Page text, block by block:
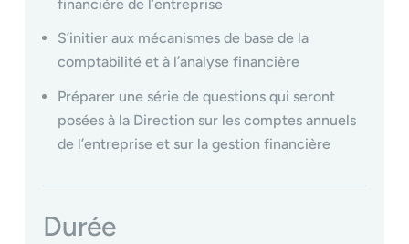
financière de l’entreprise
S’initier aux mécanismes de base de la
comptabilité et à l’analyse financière
Préparer une série de questions qui seront
posées à la Direction sur les comptes annuels
de l’entreprise et sur la gestion financière
Durée